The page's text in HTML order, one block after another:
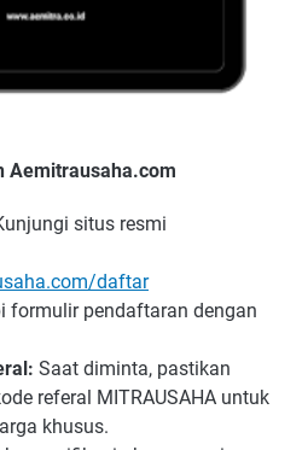
Aemitrausaha.com
situs resmi
daftar
formulir pendaftaran dengan
Saat diminta, pastikan
referal MITRAUSAHA untuk
khusus.